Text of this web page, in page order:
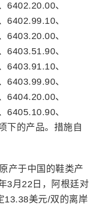
6402.20.00、
6402.99.10、
6403.20.00、
6403.51.90、
6403.91.10、
6403.99.90、
6404.20.00、
6405.10.90、
下的产品。措施自
产于中国的鞋类产
3月22日，阿根廷对
13.38美元/双的离岸